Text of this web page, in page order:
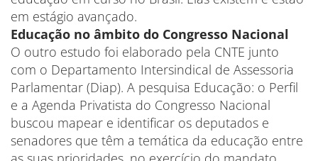
em estágio avançado.
Educação no âmbito do Congresso Nacional
O outro estudo foi elaborado pela CNTE junto
com o Departamento Intersindical de Assessoria
Parlamentar (Diap). A pesquisa Educação: o Perfil
e a Agenda Privatista do Congresso Nacional
buscou mapear e identificar os deputados e
senadores que têm a temática da educação entre